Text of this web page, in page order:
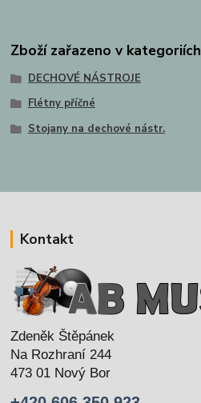
Zboží zařazeno v kategoriích
DECHOVÉ NÁSTROJE
Flétny příčné
Stojany na dechové nástr.
Kontakt
Zdeněk Štěpánek
Na Rozhraní 244
473 01 Nový Bor